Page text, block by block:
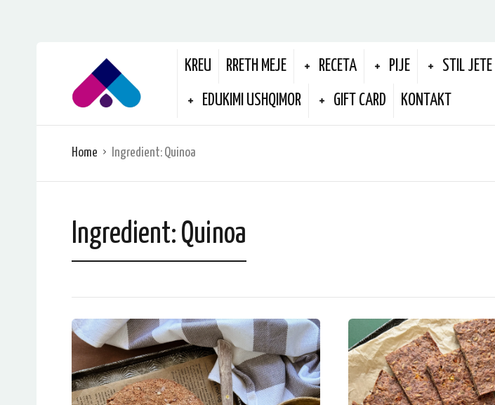
KREU RRETH MEJE RECETA PIJE STIL JETE
EDUKIMI USHQIMOR GIFT CARD KONTAKT
Home Ingredient: Quinoa
Ingredient: Quinoa